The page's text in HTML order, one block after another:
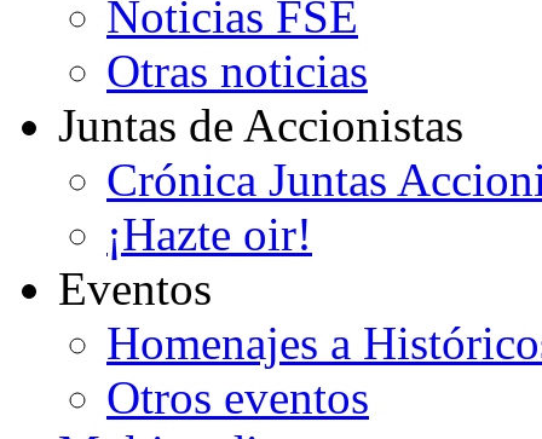
Noticias FSE
Otras noticias
Juntas de Accionistas
Crónica Juntas
¡Hazte oir!
Eventos
Homenajes a
Otros eventos